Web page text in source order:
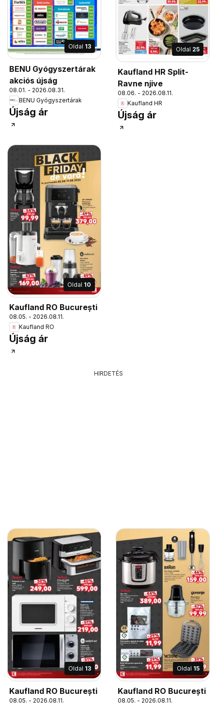
Oldal 13
BENU Gyógyszertárak
akciós újság
08.01. - 2026.08.31.
BENU Gyógyszertárak
Újság ár
Oldal 25
Kaufland HR Split-
Ravne njive
08.06. - 2026.08.11.
Kaufland HR
Újság ár
Oldal 10
Kaufland RO București
08.05. - 2026.08.11.
Kaufland RO
Újság ár
HIRDETÉS
Oldal 13
Kaufland RO București
08.05. - 2026.08.11.
Oldal 15
Kaufland RO București
08.05. - 2026.08.11.